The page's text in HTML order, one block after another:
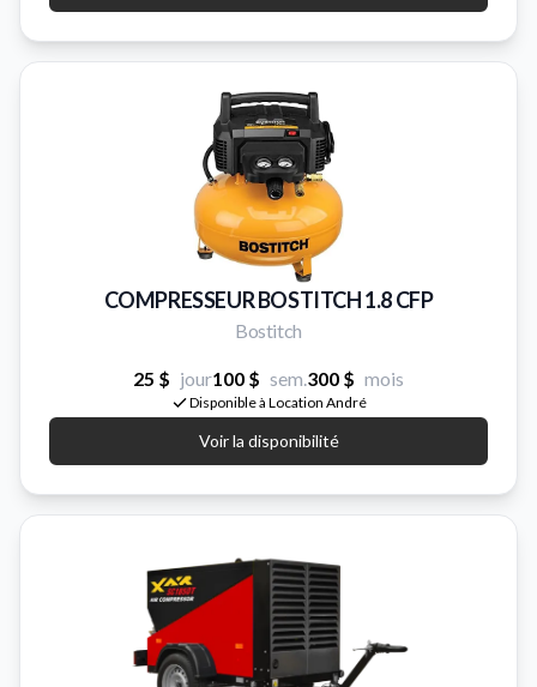
COMPRESSEUR BOSTITCH 1.8 CFP
Bostitch
25 $ jour100 $ sem.300 $ mois
Disponible à Location André
Voir la disponibilité